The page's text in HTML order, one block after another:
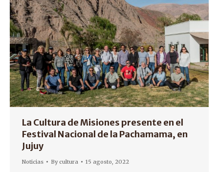
La Cultura de Misiones presente en el
Festival Nacional de la Pachamama, en
Jujuy
Noticias Bycultura 15 agosto, 2022